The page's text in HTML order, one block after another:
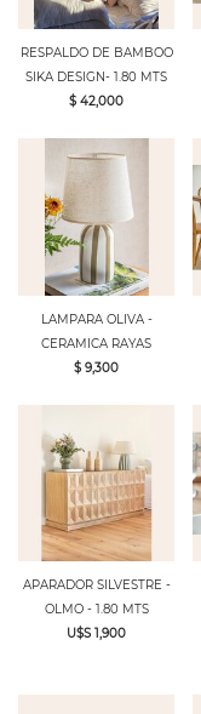
RESPALDO DE BAMBOO
SIKA DESIGN- 1.80 MTS
$ 42,000
LAMPARA OLIVA -
CERAMICA RAYAS
$ 9,300
APARADOR SILVESTRE -
OLMO - 1.80 MTS
U$S 1,900